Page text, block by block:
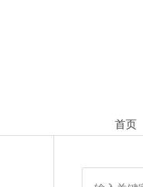
首页